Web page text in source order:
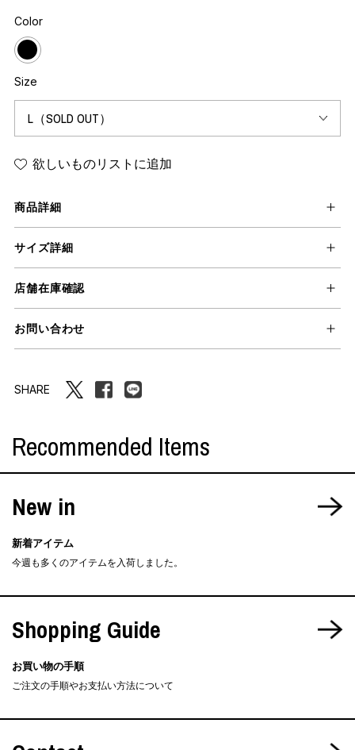
Color
Size
欲しいものリストに追加
商品詳細
サイズ詳細
店舗在庫確認
お問い合わせ
SHARE
Recommended Items
New in
新着アイテム
今週も多くのアイテムを入荷しました。
Shopping Guide
お買い物の手順
ご注文の手順やお支払い方法について